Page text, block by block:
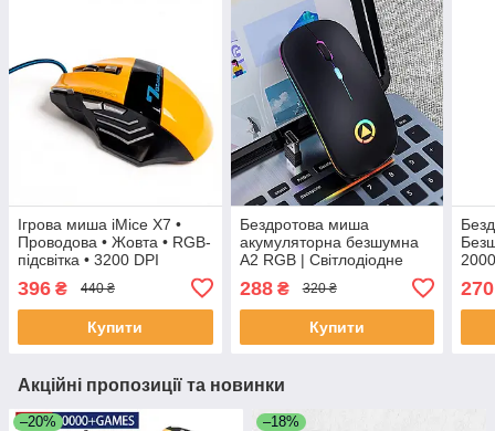
Ігрова миша iMice X7 •
Проводова • Жовта • RGB-
підсвітка • 3200 DPI
396 ₴ 440 ₴
Купити
Бездротова миша
акумуляторна безшумна
A2 RGB | Світлодіодне
підсвічування | 2.4 ГГц |
Чорна
288₴ 320 ₴
Купити
270
Акційні пропозиції та новинки
–20% –18%